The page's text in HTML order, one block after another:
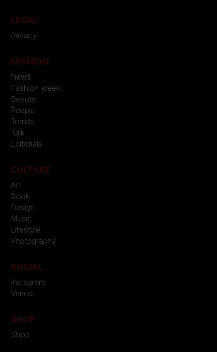
LEGAL
Privacy
FASHION
News
Fashion week
Beauty
People
Trends
Talk
Editorials
CULTURE
Art
Book
Design
Music
Lifestyle
Photography
SOCIAL
Instagram
Vimeo
SHOP
Shop